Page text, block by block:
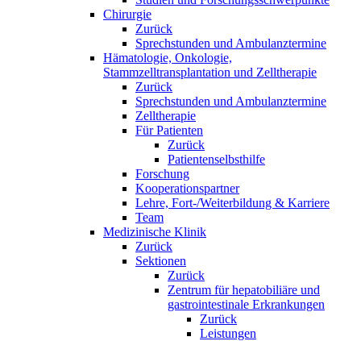
Chirurgie
Zurück
Sprechstunden und Ambulanztermine
Hämatologie, Onkologie,
Stammzelltransplantation und Zelltherapie
Zurück
Sprechstunden und Ambulanztermine
Zelltherapie
Für Patienten
Zurück
Patientenselbsthilfe
Forschung
Kooperationspartner
Lehre, Fort-/Weiterbildung & Karriere
Team
Medizinische Klinik
Zurück
Sektionen
Zurück
Zentrum für hepatobiliäre und
gastrointestinale Erkrankungen
Zurück
Leistungen